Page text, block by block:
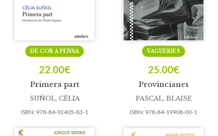
Primera part
DE COR A PENSA
22.00€
SUÑOL, CÈLIA
ISBN: 978-84-92405-83-1
Provincianes
VAGUERIES
25.00€
PASCAL, BLAISE
ISBN: 978-84-19908-00-1